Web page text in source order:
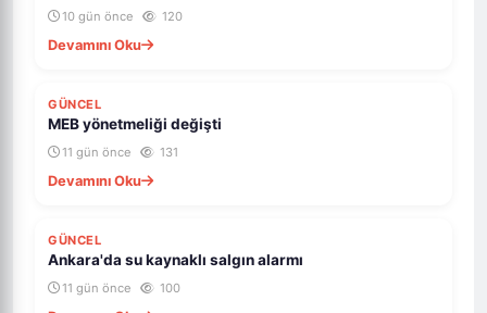
10 gün önce 120
Devamını Oku
GÜNCEL
MEB yönetmeliği değişti
11 gün önce 131
Devamını Oku
GÜNCEL
Ankara'da su kaynaklı salgın alarmı
11 gün önce 100